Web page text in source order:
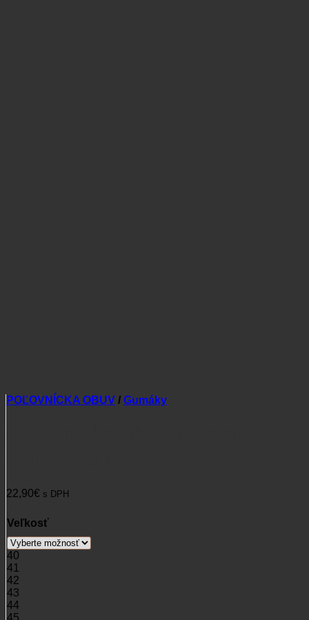
POĽOVNÍCKA OBUV / Gumáky
22,90€ s DPH
Veľkosť
40
41
42
43
44
45